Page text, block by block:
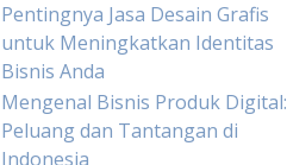
Pentingnya Jasa Desain Grafis
untuk Meningkatkan Identitas
Bisnis Anda
Mengenal Bisnis Produk Digital:
Peluang dan Tantangan di
Indonesia